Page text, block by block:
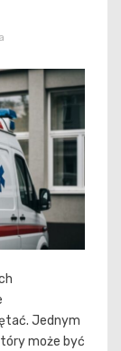
Jednym
może być